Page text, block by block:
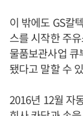
이 밖에도 GS칼
스를 시작한 주
물품보관사업
됐다고 말할 수
2016년 12월 자